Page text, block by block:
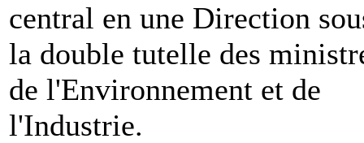
central en une Direction
la double tutelle des
de l'Environnement et de
l'Industrie.